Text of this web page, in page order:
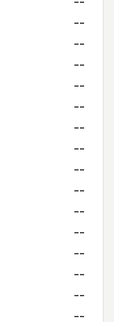
--
--
--
--
--
--
--
--
--
--
--
--
--
--
--